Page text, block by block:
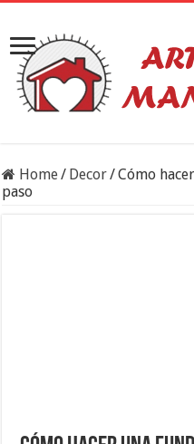
Home/ Decor/Cómo
paso